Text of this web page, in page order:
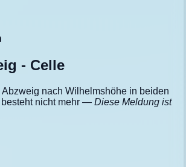
- Celle
nach Wilhelmshöhe in beiden
nicht mehr— Diese Meldung ist